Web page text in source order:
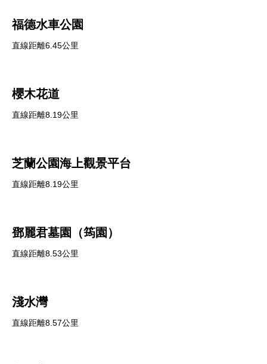
福德水車公園
直線距離6.45公里
櫻木花道
直線距離8.19公里
芝蘭公園海上觀景平台
直線距離8.19公里
鄧麗君墓園（筠園）
直線距離8.53公里
淺水灣
直線距離8.57公里